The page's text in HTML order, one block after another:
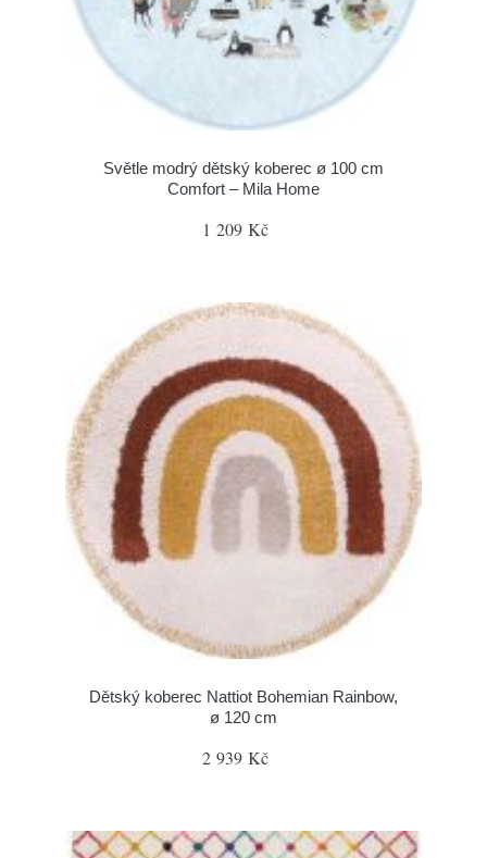
Světle modrý dětský koberec ø 100 cm
Comfort – Mila Home
1 209 Kč
Dětský koberec Nattiot Bohemian Rainbow,
ø 120 cm
2 939 Kč